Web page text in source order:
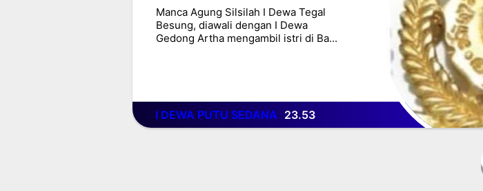
Manca Agung Silsilah I Dewa Tegal
Besung, diawali dengan I Dewa
Gedong Artha mengambil istri di Ba...
I DEWA PUTU SEDANA 23.53